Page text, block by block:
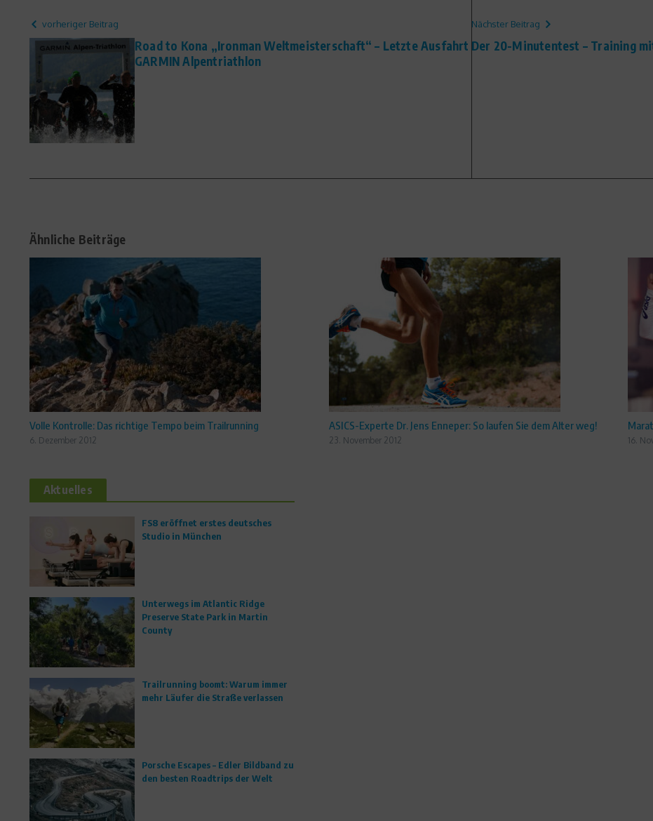
vorheriger Beitrag
Road to Kona „Ironman Weltmeisterschaft“ – Letzte Ausfahrt
GARMIN Alpentriathlon
Nächster Beitrag
Der 20-Minutentest – Training
Ähnliche Beiträge
Volle Kontrolle: Das richtige Tempo beim Trailrunning
6. Dezember 2012
ASICS-Experte Dr. Jens Enneper: So laufen Sie dem Alter weg!
23. November 2012 16.
Aktuelles
FS8 eröffnet erstes deutsches
Studio in München
Unterwegs im Atlantic Ridge
Preserve State Park in Martin
County
Trailrunning boomt: Warum immer
mehr Läufer die Straße verlassen
Porsche Escapes – Edler Bildband zu
den besten Roadtrips der Welt